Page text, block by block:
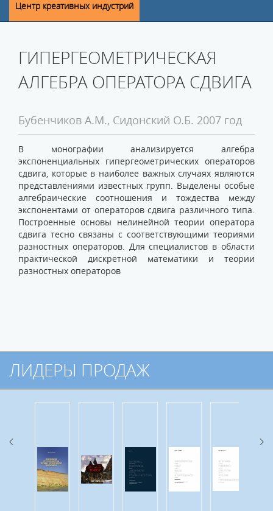
Центр креативных индустрий
ГИПЕРГЕОМЕТРИЧЕСКАЯ
АЛГЕБРА ОПЕРАТОРА СДВИГА
Бубенчиков А.М., Сидонский О.Б. 2007 год
В монографии анализируется алгебра
экспоненциальных гипергеометрических операторов
сдвига, которые в наиболее важных случаях являются
представлениями известных групп. Выделены особые
алгебраические соотношения и тождества между
экспонентами от операторов сдвига различного типа.
Построенные основы нелинейной теории оператора
сдвига тесно связаны с соответствующими теориями
разностных операторов. Для специалистов в области
практической дискретной математики и теории
разностных операторов
ЛИДЕРЫ ПРОДАЖ